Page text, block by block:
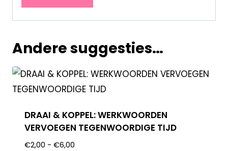
Andere suggesties…
DRAAI & KOPPEL: WERKWOORDEN
VERVOEGEN TEGENWOORDIGE TIJD
€2,00 - €6,00